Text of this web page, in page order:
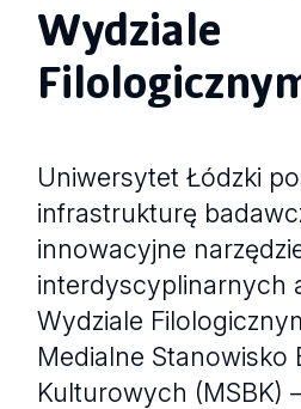
Wydziale
Uniwersytet Łódzki
infrastrukturę
innowacyjne
interdyscyplinarnych
Wydziale
Medialne Stanowisko
Kulturowych (MSBK)